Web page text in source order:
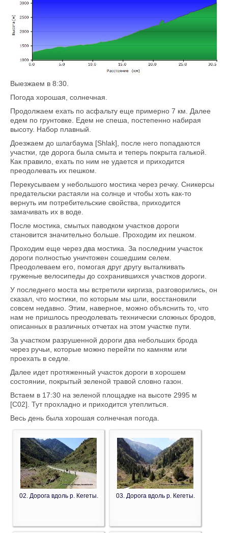
Выезжаем в 8:30.
Погода хорошая, солнечная.
Продолжаем ехать по асфальту еще примерно 7 км. Далее
едем по грунтовке. Едем не спеша, постепенно набирая
высоту. Набор плавный.
Доезжаем до шлагбаума [Shlak], после него попадаются
участки, где дорога была смыта и теперь покрыта галькой.
Как правило, ехать по ним не удается и приходится
преодолевать их пешком.
Перекусываем у небольшого мостика через речку. Сникерсы
предательски растаяли на солнце и чтобы хоть как-то
вернуть им потребительские свойства, приходится
замачивать их в воде.
После мостика, смытых паводком участков дороги
становится значительно больше. Проходим их пешком.
Проходим еще через два мостика. За последним участок
дороги полностью уничтожен сошедшим селем.
Преодолеваем его, помогая друг другу выталкивать
груженые велосипеды до сохранившихся участков дороги.
У последнего моста мы встретили киргиза, разговорились, он
сказал, что мостики, по которым мы шли, восстановили
совсем недавно. Этим, наверное, можно объяснить то, что
нам не пришлось преодолевать технически сложных бродов,
описанных в различных отчетах на этом участке пути.
За участком разрушенной дороги два небольших брода
через ручьи, которые можно перейти по камням или
проехать в седле.
Далее идет протяженный участок дороги в хорошем
состоянии, покрытый зеленой травой словно газон.
Встаем в 17:30 на зеленой площадке на высоте 2995 м
[C02]. Тут прохладно и приходится утеплиться.
Весь день была хорошая солнечная погода.
02. Дорога вдоль р. Кегеты. 03. Дорога вдоль р. Кегеты.